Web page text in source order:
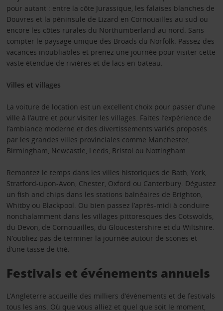
pour autant : entre la côte Jurassique, les falaises blanches de
Douvres et la péninsule de Lizard en Cornouailles au sud ou
encore les côtes rurales du Northumberland au nord. Sans
compter le paysage unique des Broads du Norfolk. Passez des
vacances inoubliables et prenez une journée pour visiter cette
vaste étendue de rivières et de lacs en bateau.
Villes et villages
La voiture de location est un excellent choix pour passer d’une
ville à l’autre et pour visiter les villages. Faites l’expérience de
l’ambiance moderne et des divertissements variés proposés
par les grandes villes provinciales comme Manchester,
Birmingham, Newcastle, Leeds, Bristol ou Nottingham.
Remontez le temps dans les villes historiques de Bath, York,
Stratford-upon-Avon, Chester, Oxford ou Canterbury. Dégustez
un fish and chips dans les stations balnéaires de Brighton,
Whitby ou Blackpool. Ou bien passez l’après-midi à conduire
nonchalamment dans les villages pittoresques des Cotswolds,
du Devon, de Cornouailles, du Gloucestershire et du Wiltshire.
N’oubliez pas de terminer la journée autour de scones et
d’une tasse de thé.
Festivals et événements annuels
L’Angleterre accueille des milliers d’événements et de festivals
tous les ans. Où que vous alliez et quel que soit le moment,